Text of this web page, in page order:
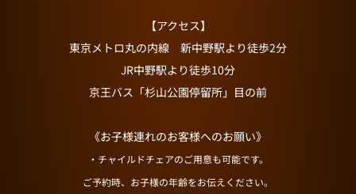
【アクセス】
東京メトロ丸の内線 新中野駅より徒歩2分
JR中野駅より徒歩10分
京王バス「杉山公園停留所」目の前
《お子様連れのお客様へのお願い》
・チャイルドチェアのご用意も可能です。
ご予約時、お子様の年齢をお伝えください。